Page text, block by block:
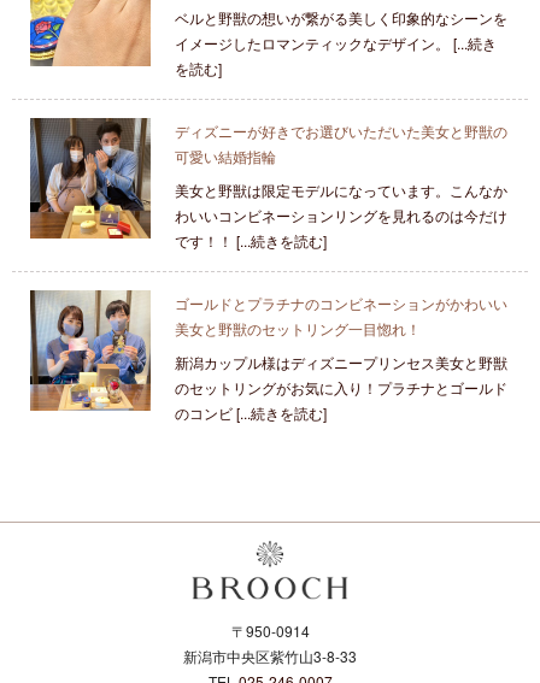
ベルと野獣の想いが繋がる美しく印象的なシーンを
イメージしたロマンティックなデザイン。 [...続き
を読む]
ディズニーが好きでお選びいただいた美女と野獣の
可愛い結婚指輪
美女と野獣は限定モデルになっています。こんなか
わいいコンビネーションリングを見れるのは今だけ
です！！ [...続きを読む]
ゴールドとプラチナのコンビネーションがかわいい
美女と野獣のセットリング一目惚れ！
新潟カップル様はディズニープリンセス美女と野獣
のセットリングがお気に入り！プラチナとゴールド
のコンビ [...続きを読む]
〒950-0914
新潟市中央区紫竹山3-8-33